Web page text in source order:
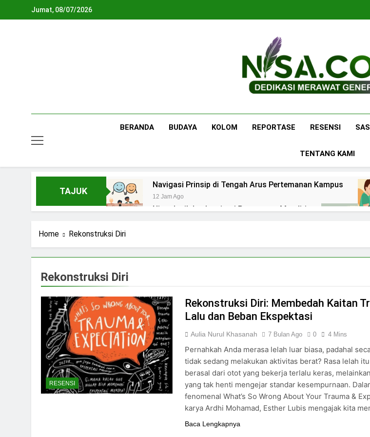
Jumat, 08/07/2026
Nisa.co.id
BERANDA BUDAYA KOLOM REPORTASE RESENSI
TENTANG KAMI
TAJUK
Navigasi Prinsip di Tengah Arus Pertemanan Kampus
12 Jam Ago
Ning Jazil dan Inspirasi Perempuan Mandiri
Standar Kecantikan di Media Sosial Budaya
Home Rekonstruksi Diri
Rekonstruksi Diri
RESENSI
Rekonstruksi Diri: Membedah Kaitan
Lalu dan Beban Ekspektasi
Aulia Nurul Khasanah 7 Bulan Ago 0 4 Mins
Pernahkah Anda merasa lelah luar biasa, padahal
tidak sedang melakukan aktivitas berat? Rasa lelah
berasal dari otot yang bekerja terlalu keras,
yang tak henti mengejar standar kesempurnaan.
fenomenal What’s So Wrong About Your Trauma &
karya Ardhi Mohamad, Esther Lubis mengajak kita
Baca Lengkapnya